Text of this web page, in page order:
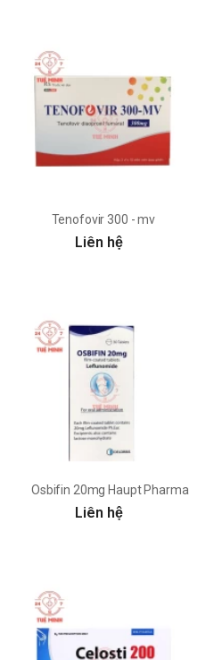
Tenofovir 300 - mv
Liên hệ
Osbifin 20mg Haupt Pharma
Liên hệ